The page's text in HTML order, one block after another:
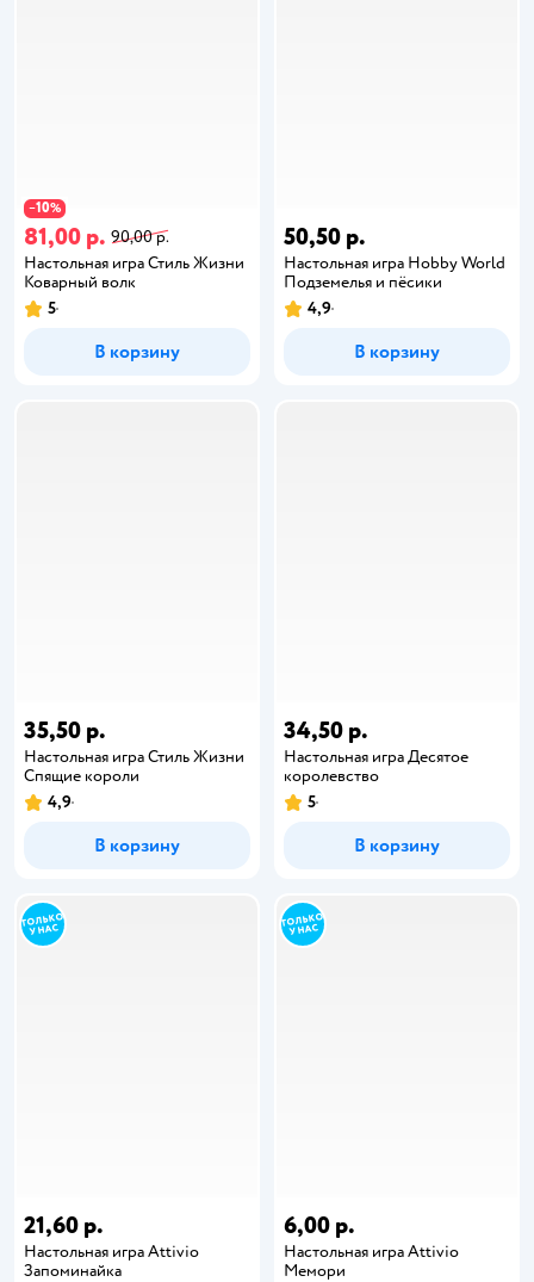
−10%
81,00 р. 90,00 р.
Настольная игра Стиль Жизни
Коварный волк
5
В корзину
50,50 р.
Настольная игра Hobby World
Подземелья и пёсики
4,9
В корзину
35,50 р.
Настольная игра Стиль Жизни
Спящие короли
4,9
В корзину
34,50 р.
Настольная игра Десятое
королевство
5
В корзину
21,60 р.
Настольная игра Attivio
Запоминайка
6,00 р.
Настольная игра Attivio
Мемори